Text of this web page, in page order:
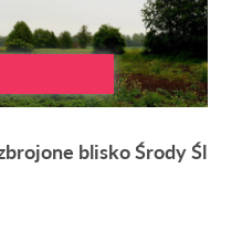
blisko Środy Śl